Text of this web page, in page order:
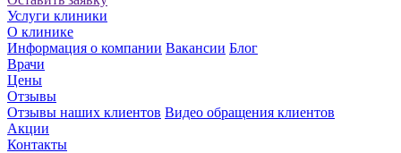
Услуги клиники
О клинике
Информация о компании Вакансии Блог
Врачи
Цены
Отзывы
Отзывы наших клиентов Видео обращения клиентов
Акции
Контакты